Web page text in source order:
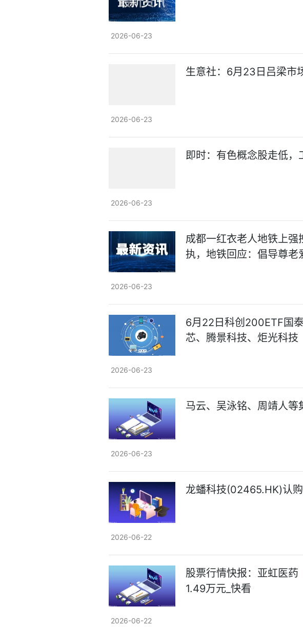
2026-06-23
生意社：6月23日吕梁市
2026-06-23
即时：有色概念股走低，
2026-06-23
成都一红衣老人地铁上
执，地铁回应：倡导尊
2026-06-23
6月22日科创200ETF国
芯、腾景科技、炬光科技
2026-06-23
马云、吴泳铭、周靖人等
2026-06-23
龙蟠科技(02465.HK)认
2026-06-22
股票行情快报：亚虹医
1.49万元_快看
2026-06-22